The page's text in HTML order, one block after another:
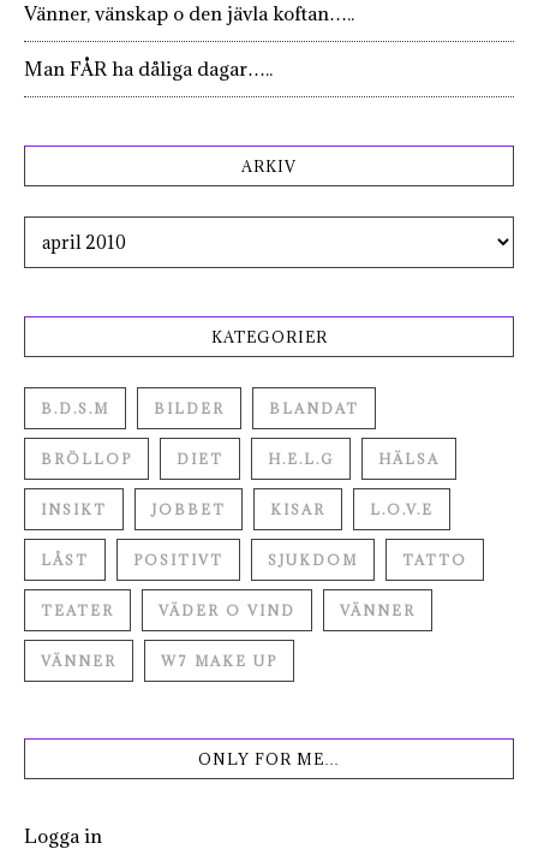
Vänner, vänskap o den jävla koftan…..
Man FÅR ha dåliga dagar…..
ARKIV
Arkiv
KATEGORIER
B.D.S.M BILDER BLANDAT
BRÖLLOP DIET H.E.L.G HÄLSA
INSIKT JOBBET KISAR L.O.V.E
LÅST POSITIVT SJUKDOM TATTO
TEATER VÄDER O VIND VÄNNER
VÄNNER W7 MAKE UP
ONLY FOR ME…
Logga in